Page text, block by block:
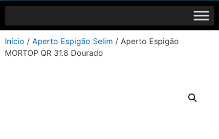
Início / Aperto Espigão Selim / Aperto Espigão
MORTOP QR 31.8 Dourado